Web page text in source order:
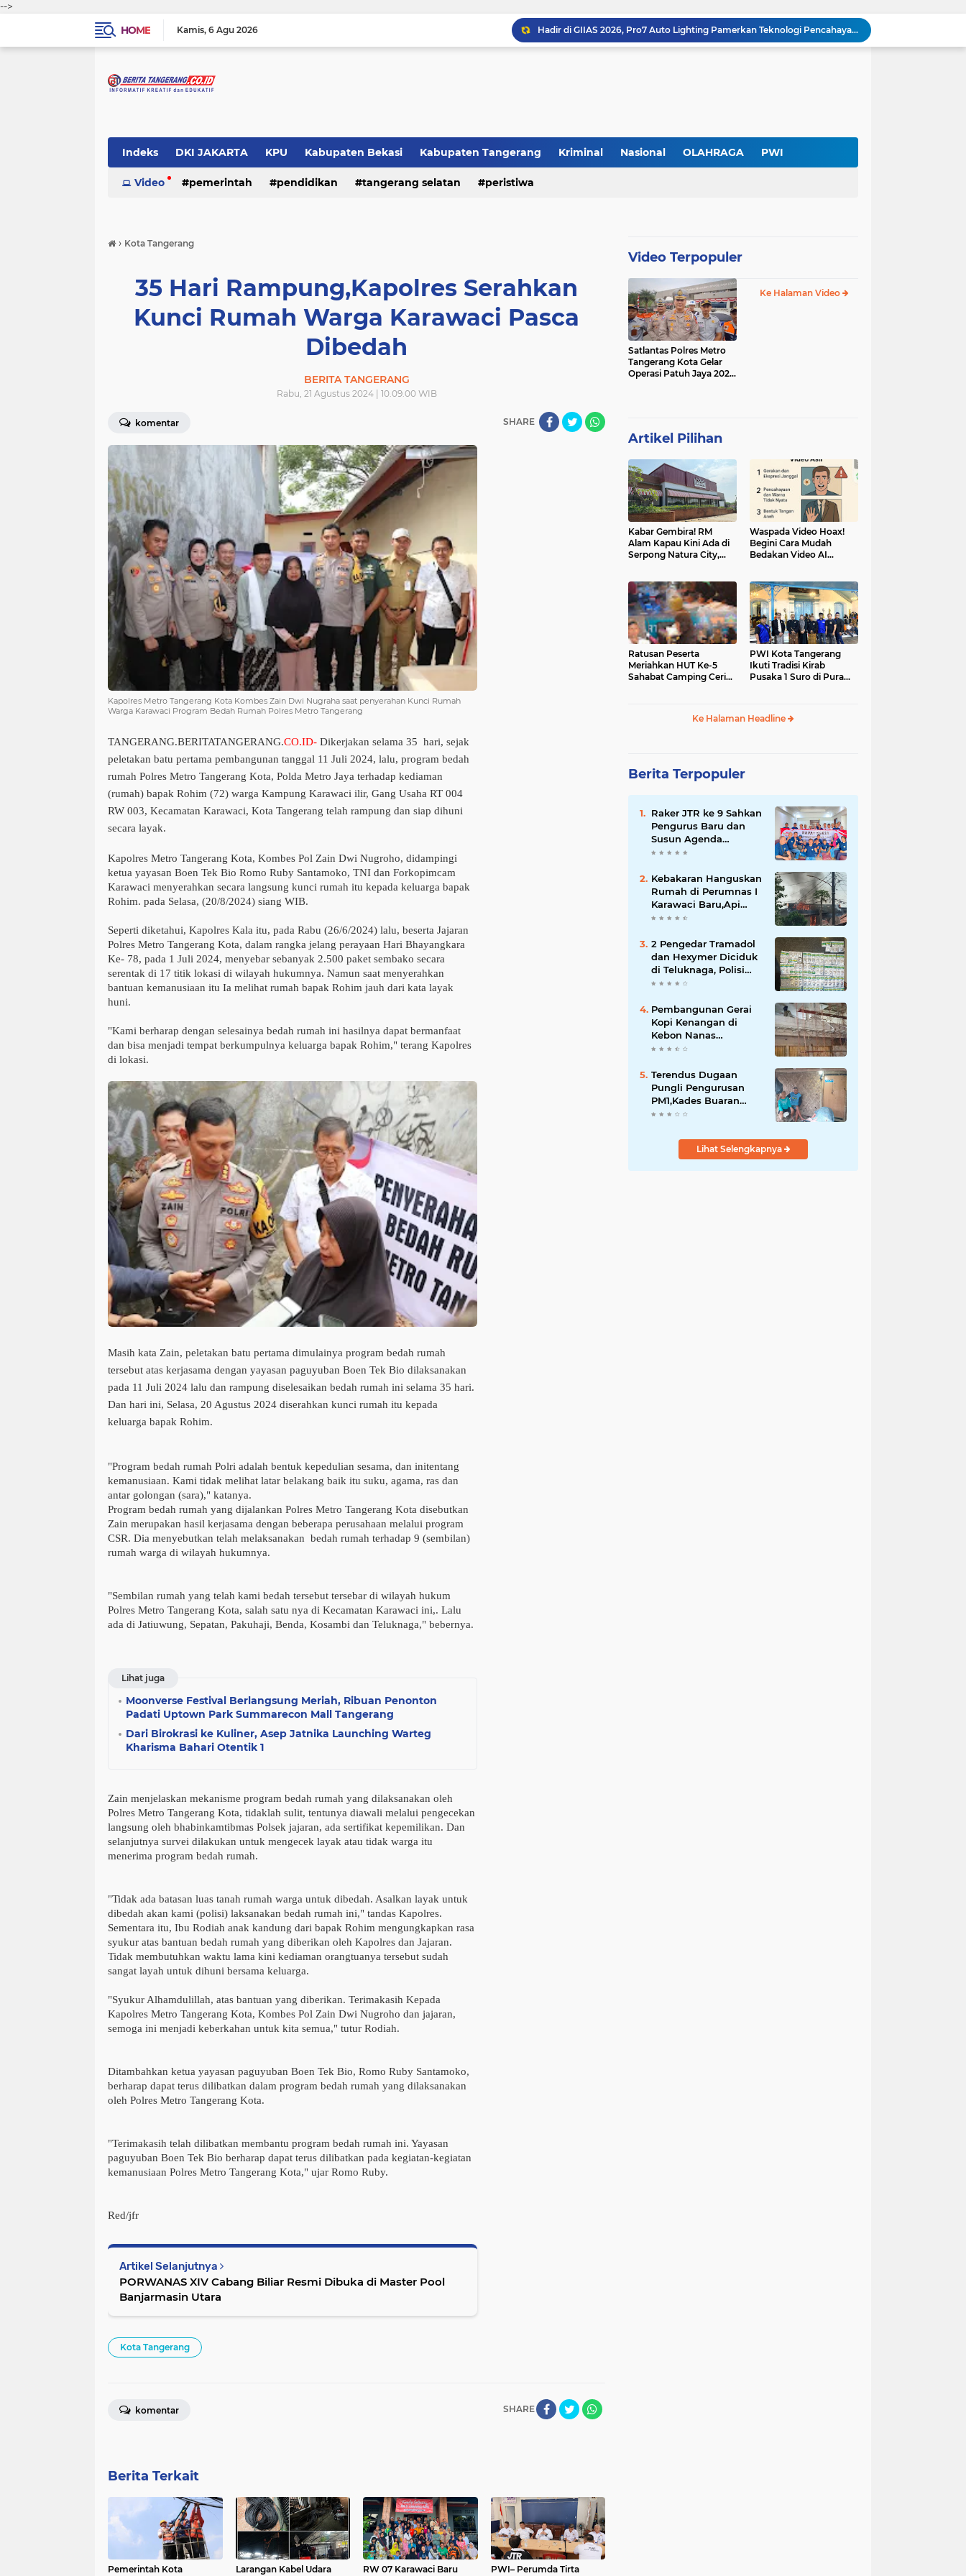
-->
HOME
Kamis 6 Agu 2026
Hadir di GIIAS 2026, Pro7 Auto Lighting Pamerkan Teknologi Pencahayaan Kendaraan Premium
Terendus Dugaan Pungli Pengurusan PM1,Kades Buaran Bambu Minta 60 Juta
Larangan Kabel Udara Berlaku, Aktivitas PT Davon Media Teknologi di Karawaci Jadi Sorotan
Indeks DKI JAKARTA KPU Kabupaten Bekasi Kabupaten Tangerang Kriminal Nasional OLAHRAGA PWI
Pemerintah Pendidikan Polri peristiwa
Video pemerintah pendidikan tangerang selatan peristiwa
› Kota Tangerang
35 Hari Rampung,Kapolres Serahkan
Kunci Rumah Warga Karawaci Pasca
Dibedah
BERITA TANGERANG
Rabu, 21 Agustus 2024 | 10.09.00 WIB
komentar SHARE
Kapolres Metro Tangerang Kota Kombes Zain Dwi Nugraha saat penyerahan Kunci Rumah
Warga Karawaci Program Bedah Rumah Polres Metro Tangerang
TANGERANG.BERITATANGERANG.CO.ID- Dikerjakan selama 35 hari, sejak
peletakan batu pertama pembangunan tanggal 11 Juli 2024, lalu, program bedah
rumah Polres Metro Tangerang Kota, Polda Metro Jaya terhadap kediaman
(rumah) bapak Rohim (72) warga Kampung Karawaci ilir, Gang Usaha RT 004
RW 003, Kecamatan Karawaci, Kota Tangerang telah rampung dan siap dihuni
secara layak.
Kapolres Metro Tangerang Kota, Kombes Pol Zain Dwi Nugroho, didampingi
ketua yayasan Boen Tek Bio Romo Ruby Santamoko, TNI dan Forkopimcam
Karawaci menyerahkan secara langsung kunci rumah itu kepada keluarga bapak
Rohim. pada Selasa, (20/8/2024) siang WIB.
Seperti diketahui, Kapolres Kala itu, pada Rabu (26/6/2024) lalu, beserta Jajaran
Polres Metro Tangerang Kota, dalam rangka jelang perayaan Hari Bhayangkara
Ke- 78, pada 1 Juli 2024, menyebar sebanyak 2.500 paket sembako secara
serentak di 17 titik lokasi di wilayah hukumnya. Namun saat menyerahkan
bantuan kemanusiaan itu Ia melihat rumah bapak Rohim jauh dari kata layak
huni.
"Kami berharap dengan selesainya bedah rumah ini hasilnya dapat bermanfaat
dan bisa menjadi tempat berkumpulnya keluarga bapak Rohim," terang Kapolres
di lokasi.
Masih kata Zain, peletakan batu pertama dimulainya program bedah rumah
tersebut atas kerjasama dengan yayasan paguyuban Boen Tek Bio dilaksanakan
pada 11 Juli 2024 lalu dan rampung diselesaikan bedah rumah ini selama 35 hari.
Dan hari ini, Selasa, 20 Agustus 2024 diserahkan kunci rumah itu kepada
keluarga bapak Rohim.
"Program bedah rumah Polri adalah bentuk kepedulian sesama, dan initentang
kemanusiaan. Kami tidak melihat latar belakang baik itu suku, agama, ras dan
antar golongan (sara)," katanya.
Program bedah rumah yang dijalankan Polres Metro Tangerang Kota disebutkan
Zain merupakan hasil kerjasama dengan beberapa perusahaan melalui program
CSR. Dia menyebutkan telah melaksanakan bedah rumah terhadap 9 (sembilan)
rumah warga di wilayah hukumnya.
"Sembilan rumah yang telah kami bedah tersebut tersebar di wilayah hukum
Polres Metro Tangerang Kota, salah satu nya di Kecamatan Karawaci ini,. Lalu
ada di Jatiuwung, Sepatan, Pakuhaji, Benda, Kosambi dan Teluknaga," bebernya.
Lihat juga
Moonverse Festival Berlangsung Meriah, Ribuan Penonton
Padati Uptown Park Summarecon Mall Tangerang
Dari Birokrasi ke Kuliner, Asep Jatnika Launching Warteg
Kharisma Bahari Otentik 1
Zain menjelaskan mekanisme program bedah rumah yang dilaksanakan oleh
Polres Metro Tangerang Kota, tidaklah sulit, tentunya diawali melalui pengecekan
langsung oleh bhabinkamtibmas Polsek jajaran, ada sertifikat kepemilikan. Dan
selanjutnya survei dilakukan untuk mengecek layak atau tidak warga itu
menerima program bedah rumah.
"Tidak ada batasan luas tanah rumah warga untuk dibedah. Asalkan layak untuk
dibedah akan kami (polisi) laksanakan bedah rumah ini," tandas Kapolres.
Sementara itu, Ibu Rodiah anak kandung dari bapak Rohim mengungkapkan rasa
syukur atas bantuan bedah rumah yang diberikan oleh Kapolres dan Jajaran.
Tidak membutuhkan waktu lama kini kediaman orangtuanya tersebut sudah
sangat layah untuk dihuni bersama keluarga.
"Syukur Alhamdulillah, atas bantuan yang diberikan. Terimakasih Kepada
Kapolres Metro Tangerang Kota, Kombes Pol Zain Dwi Nugroho dan jajaran,
semoga ini menjadi keberkahan untuk kita semua," tutur Rodiah.
Ditambahkan ketua yayasan paguyuban Boen Tek Bio, Romo Ruby Santamoko,
berharap dapat terus dilibatkan dalam program bedah rumah yang dilaksanakan
oleh Polres Metro Tangerang Kota.
"Terimakasih telah dilibatkan membantu program bedah rumah ini. Yayasan
paguyuban Boen Tek Bio berharap dapat terus dilibatkan pada kegiatan-kegiatan
kemanusiaan Polres Metro Tangerang Kota," ujar Romo Ruby.
Red/jfr
Artikel Selanjutnya
PORWANAS XIV Cabang Biliar Resmi Dibuka di Master Pool
Banjarmasin Utara
Kota Tangerang
SHARE
komentar
Berita Terkait
Pemerintah Kota
Larangan Kabel Udara
RW 07 Karawaci Baru
PWI– Perumda Tirta
Video Terpopuler
Satlantas Polres Metro
Tangerang Kota Gelar
Operasi Patuh Jaya 2025,
Ke Halaman Video
Artikel Pilihan
Kabar Gembira! RM
Alam Kapau Kini Ada di
Serpong Natura City,
Waspada Video Hoax!
Begini Cara Mudah
Bedakan Video AI
Ratusan Peserta
Meriahkan HUT Ke-5
Sahabat Camping Ceria,
PWI Kota Tangerang
Ikuti Tradisi Kirab
Pusaka 1 Suro di Pura
Ke Halaman Headline
Berita Terpopuler
Raker JTR ke 9 Sahkan
Pengurus Baru dan
Susun Agenda
Strategis 2026
Kebakaran Hanguskan
Rumah di Perumnas I
Karawaci Baru,Api
Diduga dari Ledakan
2 Pengedar Tramadol
dan Hexymer Diciduk
di Teluknaga, Polisi
Amankan Ratusan Pil
Pembangunan Gerai
Kopi Kenangan di
Kebon Nanas
Disorot,Warga
Lingkungan dan PBG
Terendus Dugaan
Pungli Pengurusan
PM1,Kades Buaran
Bambu Minta 60 Juta
Lihat Selengkapnya